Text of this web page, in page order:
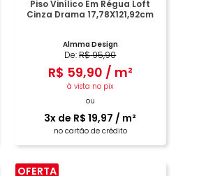
Piso Vinílico Em Régua Loft
Cinza Drama 17,78X121,92cm
Almma Design
De:R$95,90
R$ 59,90 / m²
à vista no pix
ou
3x de R$ 19,97 / m²
no cartão de crédito
OFERTA